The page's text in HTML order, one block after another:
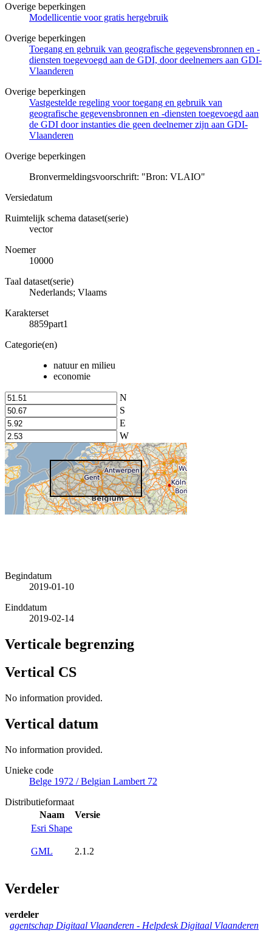
Overige beperkingen
Modellicentie voor gratis hergebruik
Overige beperkingen
Toegang en gebruik van geografische gegevensbronnen en -
diensten toegevoegd aan de GDI, door deelnemers aan GDI-
Vlaanderen
Overige beperkingen
Vastgestelde regeling voor toegang en gebruik van
geografische gegevensbronnen en -diensten toegevoegd aan
de GDI door instanties die geen deelnemer zijn aan GDI-
Vlaanderen
Overige beperkingen
Bronvermeldingsvoorschrift: "Bron: VLAIO"
Versiedatum
Ruimtelijk schema dataset(serie)
vector
Noemer
10000
Taal dataset(serie)
Nederlands; Vlaams
Karakterset
8859part1
Categorie(en)
natuur en milieu
economie
N
S
E
W
Begindatum
2019-01-10
Einddatum
2019-02-14
Verticale begrenzing
Vertical CS
No information provided.
Vertical datum
No information provided.
Unieke code
Belge 1972 / Belgian Lambert 72
Distributieformaat
Naam
Versie
Esri Shape
GML 2.1.2
Verdeler
verdeler
agentschap Digitaal Vlaanderen - Helpdesk Digitaal Vlaanderen